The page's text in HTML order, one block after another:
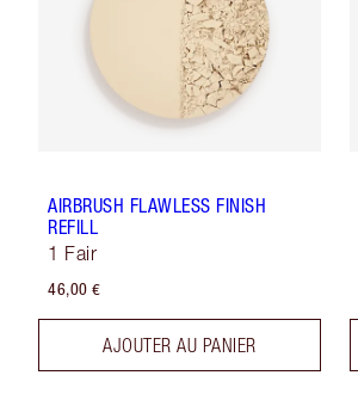
AIRBRUSH FLAWLESS FINISH
REFILL
1 Fair
46,00 €
AJOUTER AU PANIER